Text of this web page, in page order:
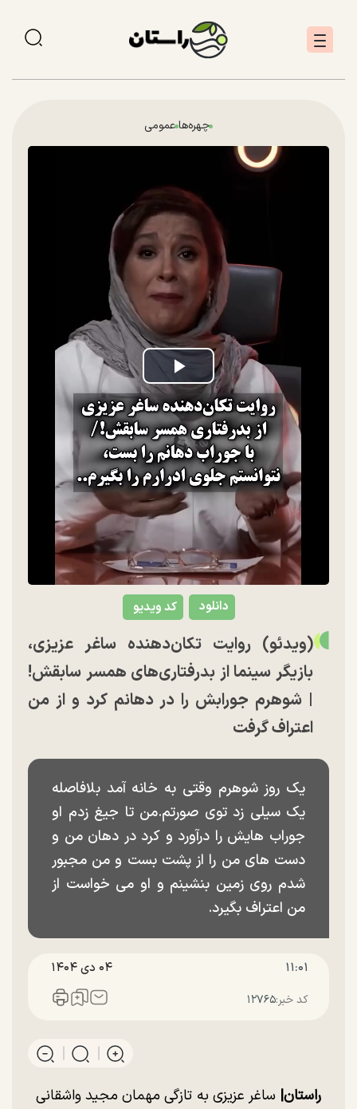
چهره‌هاعمومی
Play
Video
کد ویدیو دانلود
(ویدئو) روایت تکان‌دهنده ساغر عزیزی،
بازیگر سینما از بدرفتاری‌های همسر سابقش!
| شوهرم جورابش را در دهانم کرد و از من
اعتراف گرفت
یک روز شوهرم وقتی به خانه آمد بلافاصله
یک سیلی زد توی صورتم.من تا جیغ زدم او
جوراب هایش را درآورد و کرد در دهان من و
دست های من را از پشت بست و من مجبور
شدم روی زمین بنشینم و او می خواست از
من اعتراف بگیرد.
۱۱:۰۱ ۰۴ دی ۱۴۰۴
کد خبر:۱۲۷۶۵
راستان| ساغر عزیزی به تازگی مهمان مجید واشقانی